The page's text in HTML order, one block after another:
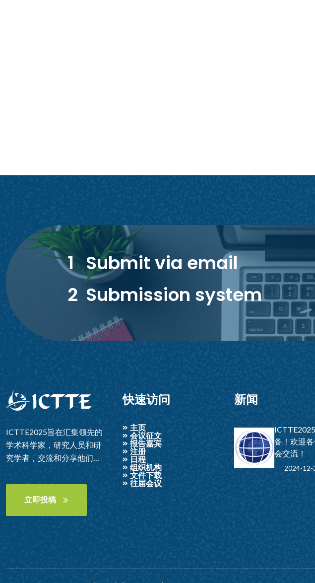
1 Submit via email
2 Submission system
ICTTE2025旨在汇集领先的
学术科学家，研究人员和研
究学者，交流和分享他们在
面的经验和研究成果。它还
为研究人员，从业者和教育
立即投稿
快速访问
主页
会议征文
报告嘉宾
注册
日程
组织机构
文件下载
往届会议
新闻
备！欢迎
会交流！
2024-12-